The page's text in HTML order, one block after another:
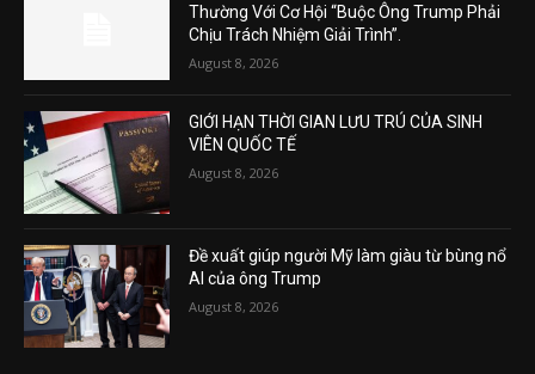
Thường Với Cơ Hội “Buộc Ông Trump Phải
Chịu Trách Nhiệm Giải Trình”.
August 8, 2026
GIỚI HẠN THỜI GIAN LƯU TRÚ CỦA SINH
VIÊN QUỐC TẾ
August 8, 2026
Đề xuất giúp người Mỹ làm giàu từ bùng nổ
AI của ông Trump
August 8, 2026